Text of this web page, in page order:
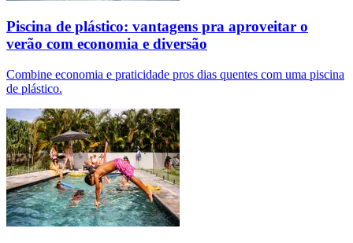
Piscina de plástico: vantagens pra aproveitar o
verão com economia e diversão
Combine economia e praticidade pros dias quentes com uma piscina
de plástico.